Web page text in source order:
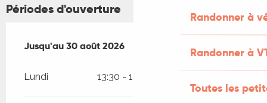
Randonner à
Randonner à
Toutes les
Périodes d'ouverture
Du4 juillet 2026au30 août 2026
Jusqu'au30 août 2026
Lundi 13:30 - 18:30